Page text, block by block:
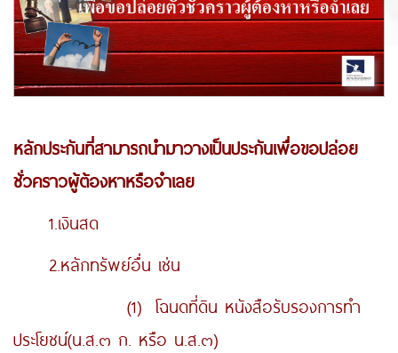
หลักประกันที่สามารถนำมาวางเป็นประกันเพื่อขอปล่อย
ชั่วคราวผู้ต้องหาหรือจำเลย
1.เงินสด
2.หลักทรัพย์อื่น เช่น
(1) โฉนดที่ดิน หนังสือรับรองการทำ
ประโยชน์(น.ส.๓ ก. หรือ น.ส.๓)